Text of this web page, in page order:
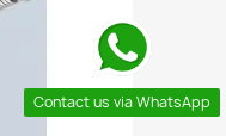
Contact us via WhatsApp